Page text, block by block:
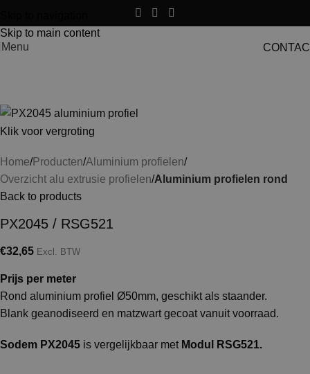
Skip to main content
Menu
Klik voor vergroting
Home Producten Aluminium profielen
Overzicht alu extrusie profielen Aluminium profielen rond
Back to products
PX2045 / RSG521
€32,65 Excl. BTW
Prijs per meter
Rond aluminium profiel Ø50mm, geschikt als staander.
Blank geanodiseerd en matzwart gecoat vanuit voorraad.
Sodem PX2045 is vergelijkbaar metModul RSG521.